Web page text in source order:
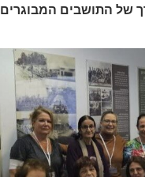
של התושבים המבוגרים